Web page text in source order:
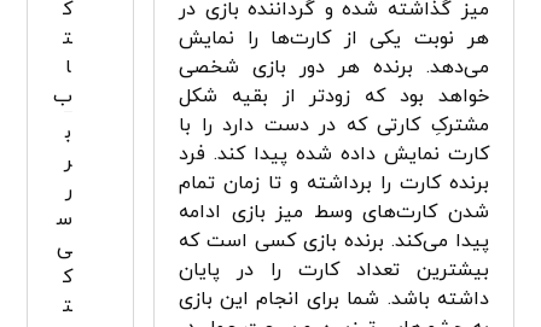
میز گذاشته شده و گرداننده بازی در
هر نوبت یکی از کارت‌ها را نمایش
می‌دهد. برنده هر دور بازی شخصی
خواهد بود که زودتر از بقیه شکل
مشترکِ کارتی که در دست دارد را با
کارت نمایش داده شده پیدا کند. فرد
برنده کارت را برداشته و تا زمان تمام
شدن کارت‌های وسط میز بازی ادامه
پیدا می‌کند. برنده بازی کسی است که
بیشترین تعداد کارت را در پایان
داشته باشد. شما برای انجام این بازی
ک
ت
ا
ب
ب
ر
ر
س
ی
ک
ت